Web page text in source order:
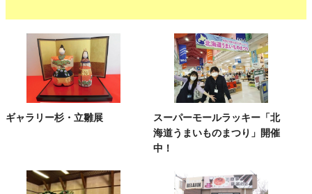
ギャラリー杉・立雛展
スーパーモールラッキー「北
海道うまいものまつり」開催
中！